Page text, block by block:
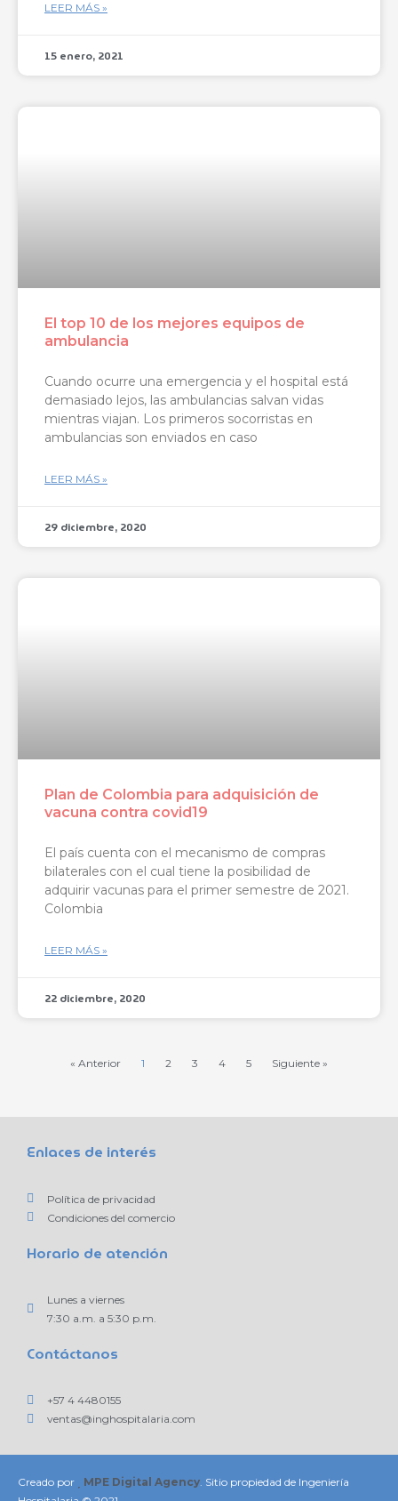
LEER MÁS »
15 enero, 2021
El top 10 de los mejores equipos de
ambulancia
Cuando ocurre una emergencia y el hospital está
demasiado lejos, las ambulancias salvan vidas
mientras viajan. Los primeros socorristas en
ambulancias son enviados en caso
LEER MÁS »
29 diciembre, 2020
Plan de Colombia para adquisición de
vacuna contra covid19
El país cuenta con el mecanismo de compras
bilaterales con el cual tiene la posibilidad de
adquirir vacunas para el primer semestre de 2021.
Colombia
LEER MÁS »
22 diciembre, 2020
« Anterior 1 2 3 4 5 Siguiente »
Enlaces de interés
Política de privacidad
Condiciones del comercio
Horario de atención
Lunes a viernes
7:30 a.m. a 5:30 p.m.
Contáctanos
+57 4 4480155
ventas@inghospitalaria.com
Creado por MPE Digital Agency. Sitio propiedad de Ingeniería